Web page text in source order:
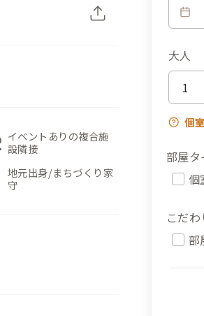
イベントありの複合施
設隣接
地元出身/まちづくり家
守
大人
個
部屋タ
個
こだ
部